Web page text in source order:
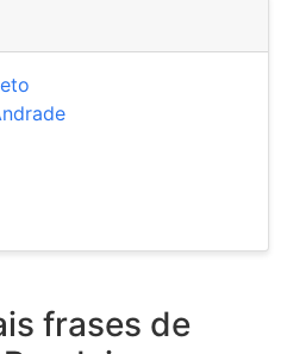
frases de